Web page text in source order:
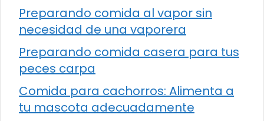
Preparando comida al vapor sin
necesidad de una vaporera
Preparando comida casera para tus
peces carpa
Comida para cachorros: Alimenta a
tu mascota adecuadamente